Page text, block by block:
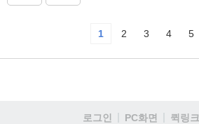
1 2 3 4 5
로그인 PC화면 퀵링크